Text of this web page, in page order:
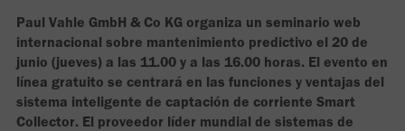
Paul Vahle GmbH & Co KG organiza un seminario web
internacional sobre mantenimiento predictivo el 20 de
junio (jueves) a las 11.00 y a las 16.00 horas. El evento en
línea gratuito se centrará en las funciones y ventajas del
sistema inteligente de captación de corriente Smart
Collector. El proveedor líder mundial de sistemas de